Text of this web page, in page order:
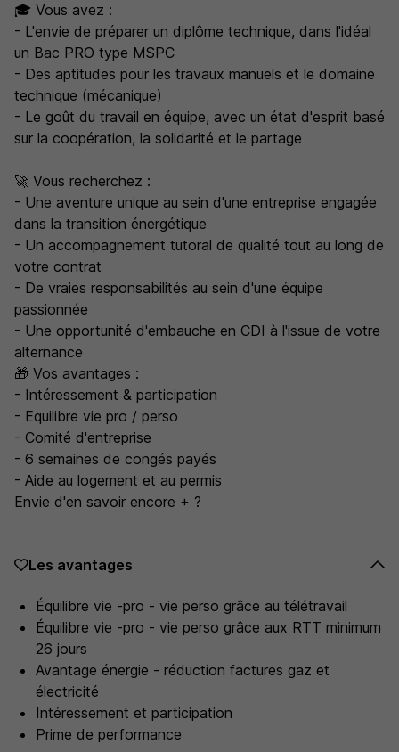
🎓 Vous avez :
- L'envie de préparer un diplôme technique, dans l'idéal
un Bac PRO type MSPC
- Des aptitudes pour les travaux manuels et le domaine
technique (mécanique)
- Le goût du travail en équipe, avec un état d'esprit basé
sur la coopération, la solidarité et le partage
🚀 Vous recherchez :
- Une aventure unique au sein d'une entreprise engagée
dans la transition énergétique
- Un accompagnement tutoral de qualité tout au long de
votre contrat
- De vraies responsabilités au sein d'une équipe
passionnée
- Une opportunité d'embauche en CDI à l'issue de votre
alternance
🎁 Vos avantages :
- Intéressement & participation
- Equilibre vie pro / perso
- Comité d'entreprise
- 6 semaines de congés payés
- Aide au logement et au permis
Envie d'en savoir encore + ?
Les avantages
Équilibre vie -pro - vie perso grâce au télétravail
Équilibre vie -pro - vie perso grâce aux RTT minimum
26 jours
Avantage énergie - réduction factures gaz et
électricité
Intéressement et participation
Prime de performance